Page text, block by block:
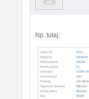
Np. tutaj: